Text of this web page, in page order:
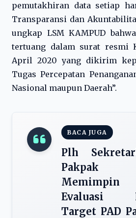
pemutakhiran data setiap
Transparansi dan
ungkap LSM KAMPUD
tertuang dalam surat resmi
April 2020 yang dikirim
Tugas Percepatan
Nasional maupun Daerah”.
BACA JUGA
Plh
Pakpak
Evaluasi
Target PAD